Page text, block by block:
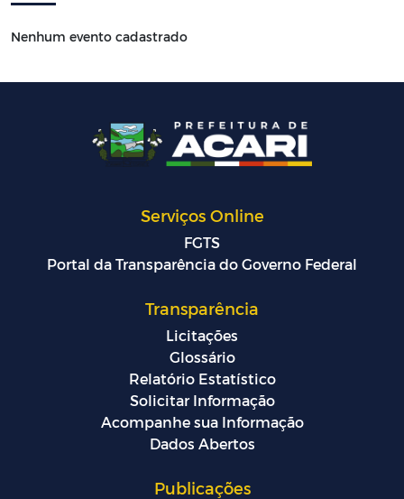
Nenhum evento cadastrado
Serviços Online
FGTS
Portal da Transparência do Governo Federal
Transparência
Licitações
Glossário
Relatório Estatístico
Solicitar Informação
Acompanhe sua Informação
Dados Abertos
Publicações